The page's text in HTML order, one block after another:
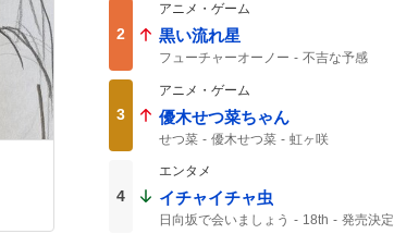
2
アニメ・ゲーム
黒い流れ星
フューチャーオーノー
不吉な予感
3
アニメ・ゲーム
優木せつ菜ちゃん
せつ菜 優木せつ菜 虹ヶ咲
4
エンタメ
イチャイチャ虫
日向坂で会いましょう 18th
発売決定